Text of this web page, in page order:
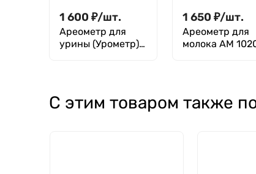
1 600 ₽/шт.
Ареометр для
урины (Урометр),
1 650 ₽/шт.
Ареометр для
молока АМ
С этим товаром также